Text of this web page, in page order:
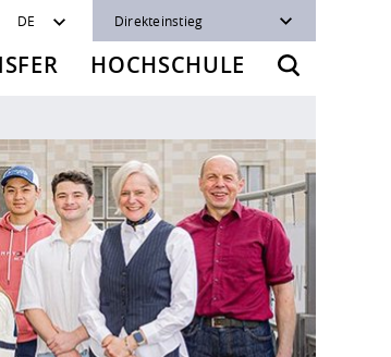
DE Direkteinstieg
HOCHSCHULE